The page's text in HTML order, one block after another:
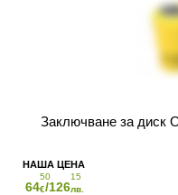
Заключване за диск
64
50
€/126
15
лв.